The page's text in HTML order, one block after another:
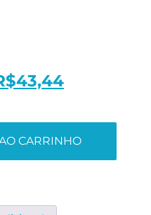
43,44
CARRINHO